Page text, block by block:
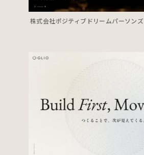
株式会社ポジティブドリームパーソンズ